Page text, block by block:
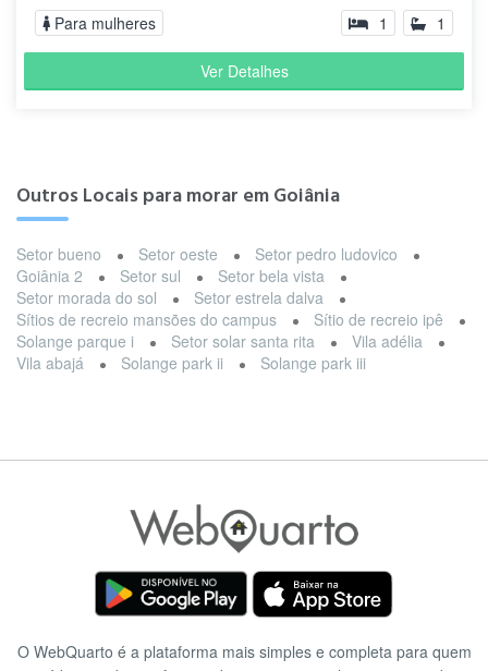
Para mulheres 1 1
Ver Detalhes
Outros Locais para morar em Goiânia
Setor bueno Setor oeste
Setor pedro ludovico
Goiânia 2
Setor sul
Setor bela vista
Setor morada do sol
Setor estrela dalva
Sítios de recreio mansões do campus
Sítio de recreio ipê
Solange parque i
Setor solar santa rita
Vila adélia
Vila abajá
Solange park ii Solange park iii
O WebQuarto é a plataforma mais simples e completa para quem